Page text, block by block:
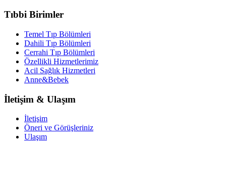
Tıbbi Birimler
Temel Tıp Bölümleri
Dahili Tıp Bölümleri
Cerrahi Tıp Bölümleri
Özellikli Hizmetlerimiz
Acil Sağlık Hizmetleri
Anne&Bebek
İletişim & Ulaşım
İletişim
Öneri ve Görüşleriniz
Ulaşım